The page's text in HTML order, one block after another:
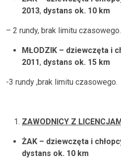
2013, dystans ok. 10 km
– 2 rundy, brak limitu czasowego.
MŁODZIK – dziewczęta i
2011, dystans ok. 15 km
-3 rundy ,brak limitu czasowego.
ZAWODNICY Z
ŻAK – dziewczęta i
dystans ok. 10 km